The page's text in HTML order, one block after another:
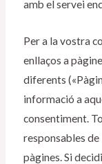
amb el servei
Per a la vostra
enllaços a
diferents
informació a
consentiment.
responsables de
pàgines. Si